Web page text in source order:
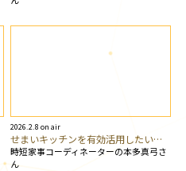
2026.2.8 on air
せまいキッチンを有効活用したい…
時短家事コーディネーターの本多真弓さ
ん